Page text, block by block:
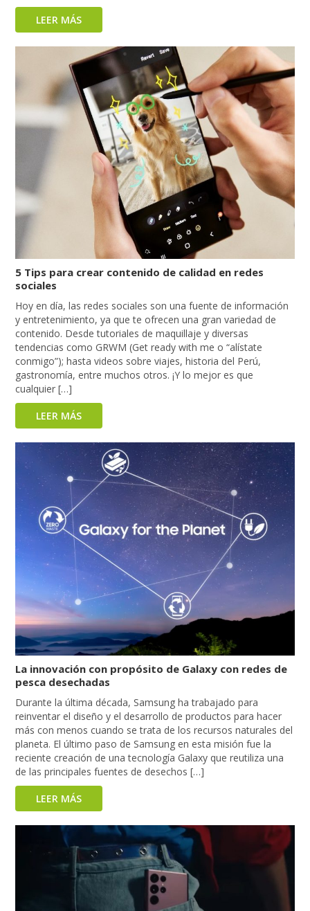
LEER MÁS
5 Tips para crear contenido de calidad en redes
sociales
Hoy en día, las redes sociales son una fuente de información
y entretenimiento, ya que te ofrecen una gran variedad de
contenido. Desde tutoriales de maquillaje y diversas
tendencias como GRWM (Get ready with me o “alístate
conmigo”); hasta videos sobre viajes, historia del Perú,
gastronomía, entre muchos otros. ¡Y lo mejor es que
cualquier […]
LEER MÁS
La innovación con propósito de Galaxy con redes de
pesca desechadas
Durante la última década, Samsung ha trabajado para
reinventar el diseño y el desarrollo de productos para hacer
más con menos cuando se trata de los recursos naturales del
planeta. El último paso de Samsung en esta misión fue la
reciente creación de una tecnología Galaxy que reutiliza una
de las principales fuentes de desechos […]
LEER MÁS